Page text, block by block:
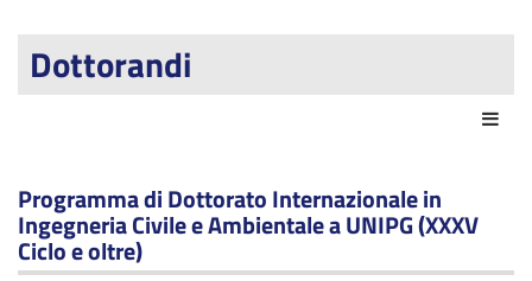
Dottorandi
Programma di Dottorato Internazionale in
Ingegneria Civile e Ambientale a UNIPG (XXXV
Ciclo e oltre)